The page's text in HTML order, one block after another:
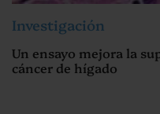
Investigación
Un ensayo mejora la
cáncer de hígado